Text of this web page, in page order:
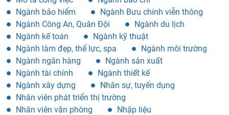
Ngành bảo hiểm
Ngành Bưu chính viễn thông
Ngành Công An, Quân Đội
Ngành du lịch
Ngành kế toán
Ngành kỹ thuật
Ngành làm đẹp, thể lực, spa
Ngành môi trường
Ngành ngân hàng
Ngành sản xuất
Ngành tài chính
Ngành thiết kế
Ngành xây dựng
Nhân sự, tuyển dụng
Nhân viên phát triển thị trường
Nhân viên văn phòng
Nhập liệu